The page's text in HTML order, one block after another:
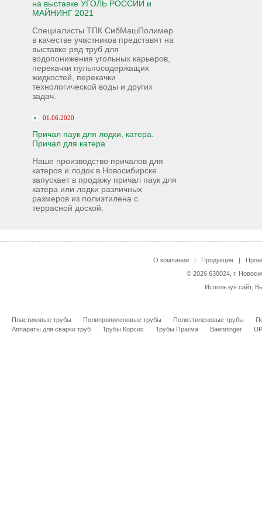
на выставке УГОЛЬ РОССИИ и
МАЙНИНГ 2021
Специалисты ТПК СибМашПолимер
в качестве участников представят на
выставке ряд труб для
водопонижения угольных карьеров,
перекачки пульпосодержащих
жидкостей, перекачки
технологической воды и других
задач.
01.06.2020
Причал паук для лодки, катера.
Причал для катера
Наше производство причалов для
катеров и лодок в Новосибирске
запускает в продажу причал паук для
катера или лодки различных
размеров из полиэтилена с
террасной доской.
О компании | Продукция |
© 2026 630024, г.
Используя сайт,
Пластиковые трубы Полипропиленовые трубы Полиэтиленовые трубы
Аппараты для сварки труб
Трубы Корсис Трубы Прагма Baenninger